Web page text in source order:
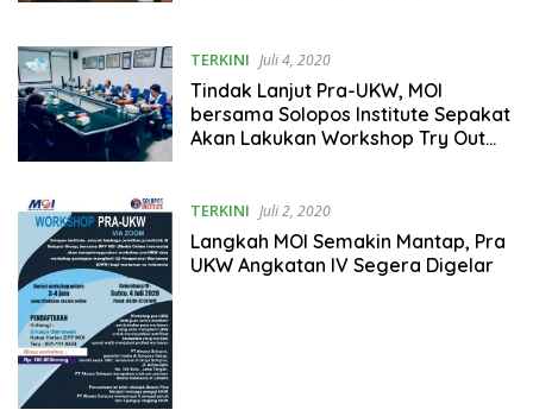
TERKINI Juli 4, 2020
Tindak Lanjut Pra-UKW, MOI
bersama Solopos Institute Sepakat
Akan Lakukan Workshop Try Out
TERKINI Juli 2, 2020
Langkah MOI Semakin Mantap, Pra
UKW Angkatan IV Segera Digelar